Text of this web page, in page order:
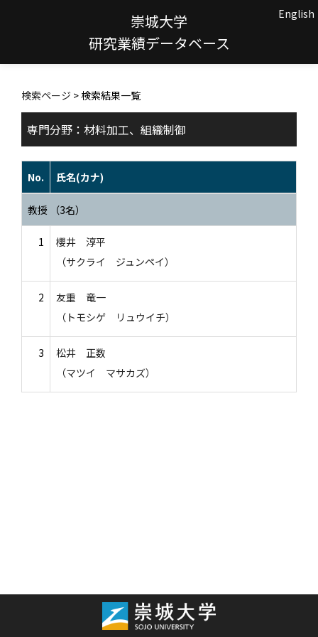
崇城大学
研究業績データベース
English
検索ページ > 検索結果一覧
専門分野：材料加工、組織制御
No. 氏名(カナ)
教授 （3名）
1
櫻井 淳平
（サクライ ジュンペイ）
2
友重 竜一
（トモシゲ リュウイチ）
3
松井 正数
（マツイ マサカズ）